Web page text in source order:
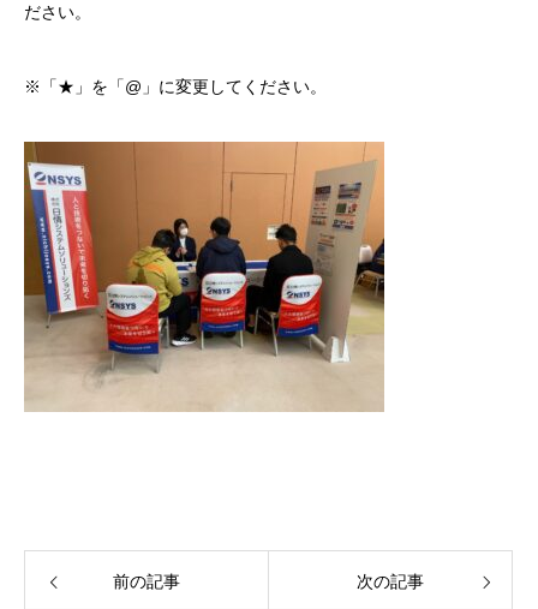
ださい。
※「★」を「@」に変更してください。
前の記事 次の記事